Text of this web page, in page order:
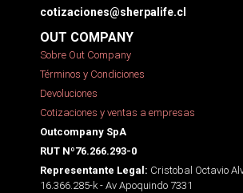
cotizaciones@sherpalife.cl
OUT COMPANY
Sobre Out Company
Términos y Condiciones
Devoluciones
Cotizaciones y ventas a empresas
Outcompany SpA
RUT Nº76.266.293-0
Representante Legal: Cristobal Octavio
16.366.285-k - Av Apoquindo 7331